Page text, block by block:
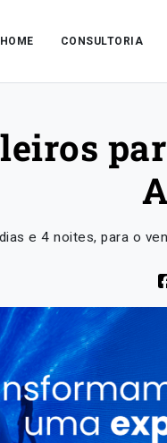
HOME CONSULTORIA
e 4 noites, para o